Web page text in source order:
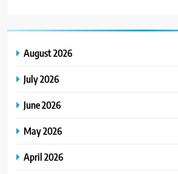
August 2026
July 2026
June 2026
May 2026
April 2026